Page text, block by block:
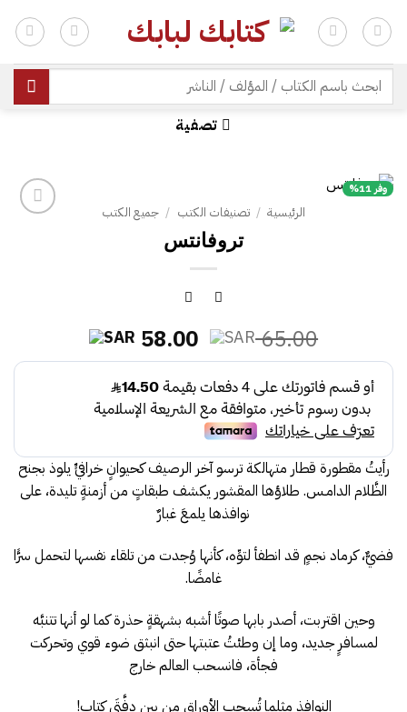
للمحتوى
البحث
عن:
تصفية
وفر 11%
الرئيسية / تصنيفات الكتب / جميع الكتب
تروفانتس
65.00 السعر
الأصلي
هو:
65.00.
58.00 السعر
الحالي
رأيتُ مقطورة قطار متهالكة ترسو آخر الرصيف كحيوانٍ خرافيٍّ يلوذ بجنح
الظَّلام الدامـس. طلاؤها المقشور يكشف طبقاتٍ من أزمنةٍ تليدة، على
نوافذها يلمعَ غبارٌ
فضيٌّ، كرماد نجمٍ قد انطفأ لتوِّه، كأنها وُجدت من تلقاء نفسها لتحمل سرًّا
غامضًا.
وحين اقتربت، أصدر بابها صوتًا أشبه بشهقةٍ حذرة كما لو أنها تتنبَّه
لمسافرٍ جديد، وما إن وطئتُ عتبتها حتى انبثق ضوء قوي وتحركت
فجأة، فانسحب العالم خارج
النوافذ مثلما تُسحب الأوراق من بين دفَّتَي كتاب!
| شحن مجاني للطلبات +300 ريال | تغليف مجاني للطلبات +150 ريال |